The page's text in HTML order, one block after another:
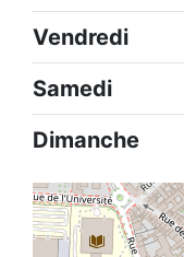
Vendredi
Samedi
Dimanche